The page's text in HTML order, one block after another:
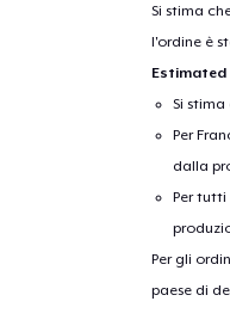
Si stima
l'ordine è
Estimated
Si
Per
dalla
Per tutti
Per gli
paese di